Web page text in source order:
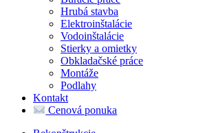
Hrubá stavba
Elektroinštalácie
Vodoinštalácie
Stierky a omietky
Obkladačské práce
Montáže
Podlahy
Kontakt
Cenová ponuka